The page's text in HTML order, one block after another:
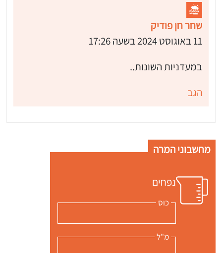
שחר חן פודיק
11 באוגוסט 2024 בשעה 17:26
במעדניות השונות..
הגב
מחשבוני המרה
נפחים
כוס
מ"ל